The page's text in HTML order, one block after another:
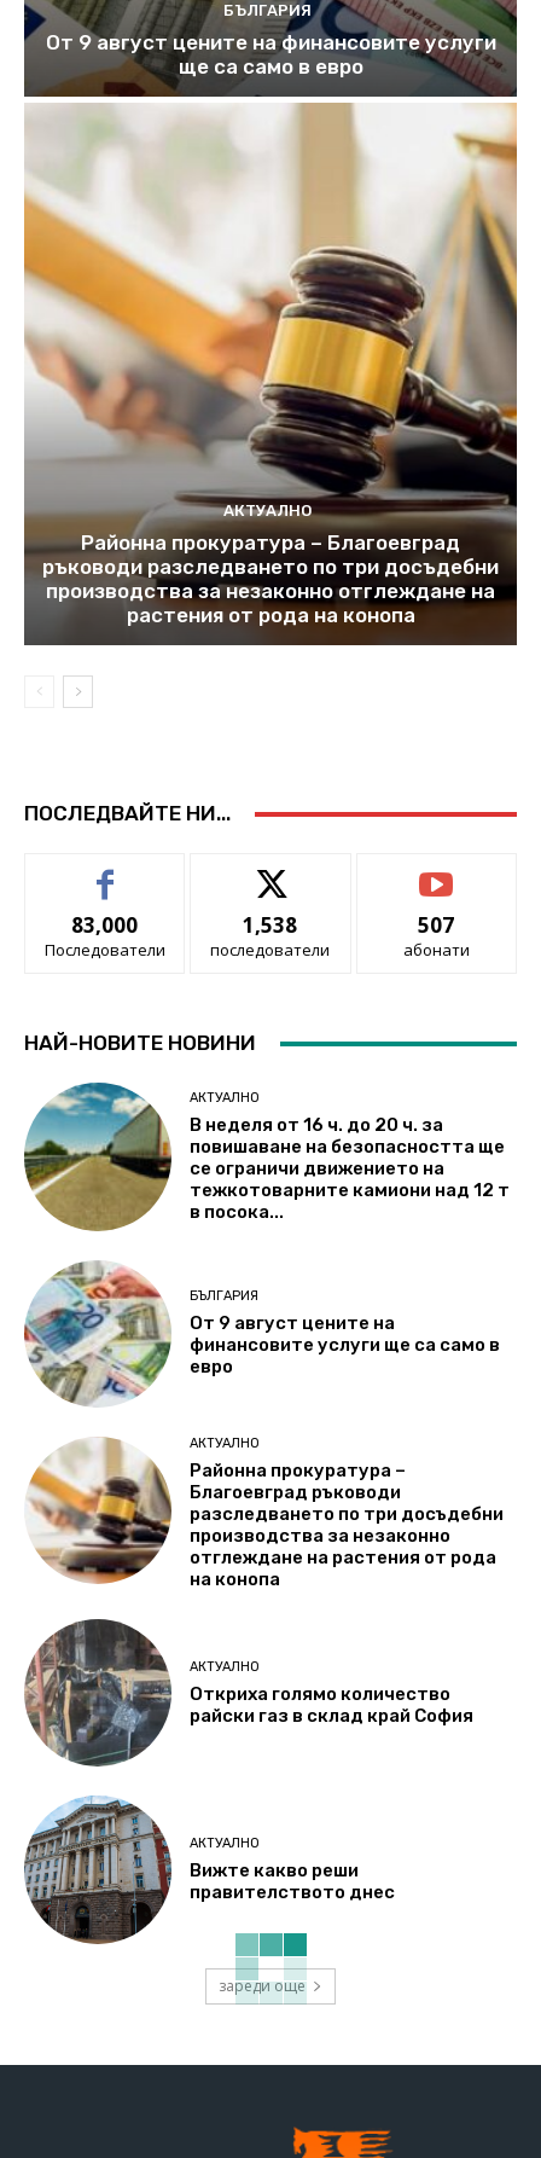
БЪЛГАРИЯ
От 9 август цените на финансовите услуги
ще са само в евро
АКТУАЛНО
Районна прокуратура – Благоевград
ръководи разследването по три досъдебни
производства за незаконно отглеждане на
растения от рода на конопа
ПОСЛЕДВАЙТЕ НИ...
83,000
Последователи
1,538
последователи
507
абонати
НАЙ-НОВИТЕ НОВИНИ
АКТУАЛНО
В неделя от 16 ч. до 20 ч. за
повишаване на безопасността ще
се ограничи движението на
тежкотоварните камиони над 12 т
в посока...
БЪЛГАРИЯ
От 9 август цените на
финансовите услуги ще са само в
евро
АКТУАЛНО
Районна прокуратура –
Благоевград ръководи
разследването по три досъдебни
производства за незаконно
отглеждане на растения от рода
на конопа
АКТУАЛНО
Откриха голямо количество
райски газ в склад край София
АКТУАЛНО
Вижте какво реши
правителството днес
зареди още